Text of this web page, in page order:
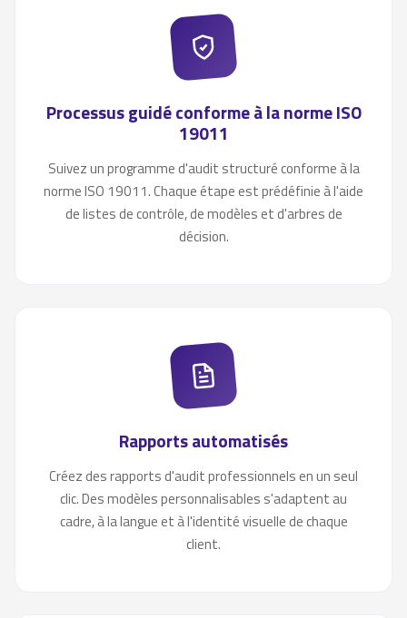
Processus guidé conforme à la norme ISO
19011
Suivez un programme d'audit structuré conforme à la
norme ISO 19011. Chaque étape est prédéfinie à l'aide
de listes de contrôle, de modèles et d'arbres de
décision.
Rapports automatisés
Créez des rapports d'audit professionnels en un seul
clic. Des modèles personnalisables s'adaptent au
cadre, à la langue et à l'identité visuelle de chaque
client.